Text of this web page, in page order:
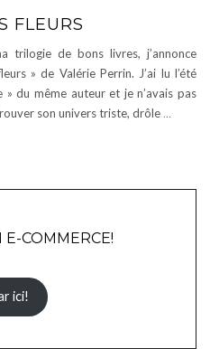
FLEURS
trilogie de bons livres, j’annonce
» de Valérie Perrin. J’ai lu l’été
du même auteur et je n’avais pas
son univers triste, drôle …
COMMERCE!
ici!